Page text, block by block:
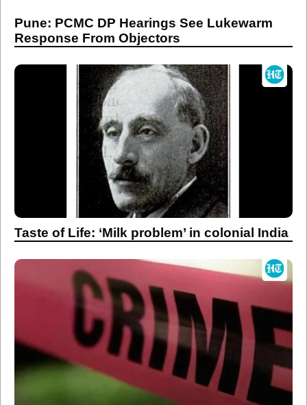
Taste of Life: ‘Milk problem’ in colonial India
MSHRC takes suo motu cognisance of
Kalepadal police’s anti-noise drive